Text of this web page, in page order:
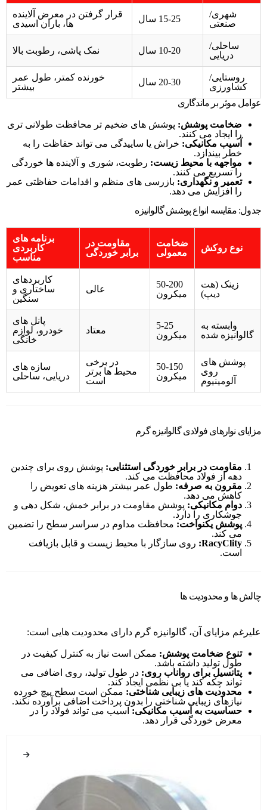
شهری/
صنعتی
15-25 سال
قرار گرفتن در معرض آلاینده
ها، باران اسیدی
ساحلی/
دریایی
10-20 سال نمک پاشی، رطوبت بالا
روستایی/
کشاورزی
20-30 سال
خورنده کمتر، طول عمر
بیشتر
عوامل موثر بر ماندگاری
ضخامت پوشش: پوشش های ضخیم تر محافظت طولانی تری
را ایجاد می کنند.
آسیب مکانیکی: خراش یا ساییدگی می تواند حفاظت را به
خطر بیندازد.
مواجهه با محیط زیست: رطوبت، شوری و آلاینده ها خوردگی
را تسریع می کنند.
تعمیر و نگهداری: بازرسی های منظم و اقدامات حفاظتی عمر
را افزایش می دهد.
جدول: مقایسه انواع پوشش گالوانیزه
نوع روکش
ضخامت
معمولی
مقاومت در
برابر خوردگی
برنامه های
کاربردی
مناسب
زینک (هت
دیپ)
50-200
میکرون
عالی
کاربردهای
ساختاری و
سنگین
وابسته به
گالوانیزه شده
5-25
میکرون
معتاد
پانل های
خودرو، لوازم
خانگی
پوشش های
روی
آلومینیوم
50-150
میکرون
در برخی
محیط ها برتر
است
سازه های
دریایی، ساحلی
مزایای نوارهای فولادی گالوانیزه گرم
مقاومت در برابر خوردگی استثنایی: پوشش روی برای چندین
دهه از فولاد محافظت می کند.
مقرون به صرفه: طول عمر بیشتر هزینه های تعویض را
کاهش می دهد.
دوام مکانیکی: پوشش مقاومت در برابر خمش، شکل دهی و
جوشکاری را دارد.
پوشش یکنواخت: محافظت مداوم در سراسر سطح را تضمین
می کند.
RacyClity: روی سازگار با محیط زیست و قابل بازیافت
است.
چالش ها و محدودیت ها
علیرغم مزایای آن، گالوانیزه گرم دارای محدودیت هایی است:
تنوع ضخامت پوشش: ممکن است نیاز به کنترل کیفیت در
طول تولید داشته باشد.
پتانسیل برای رواناب روی: در طول تولید، روی اضافی می
تواند چکه کند یا بی نظمی ایجاد کند.
محدودیت های زیبایی شناختی: ممکن است سطح پیچ خورده
نیازهای زیبایی شناختی را بدون پرداخت اضافی برآورده نکند.
حساسیت به آسیب مکانیکی: آسیب می تواند فولاد را در
معرض خوردگی قرار دهد.